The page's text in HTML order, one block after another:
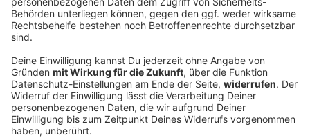
Stallbrand: Über 1.000 tote Schweine und
Millionenschaden
Landwirte liefern mit Traktoren Wasser, Einsatzkräfte
reißen Wände ein – doch zahlreiche Schweine